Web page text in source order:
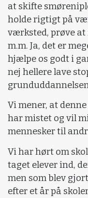
at skifte
holde rigtigt på
værksted, prøve
m.m. Ja, det er
hjælpe os godt i
nej hellere lave
Vi mener, at
har mistet og vil
mennesker til
Vi har hørt om
taget elever ind,
men som blev
efter et år på